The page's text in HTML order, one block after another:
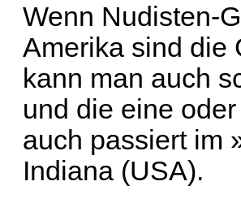
Wenn Nudisten-
Amerika sind die
kann man auch
und die eine
auch passiert im
Indiana (USA).